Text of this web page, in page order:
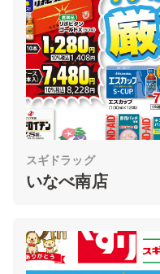
スギドラッグ
いなべ南店